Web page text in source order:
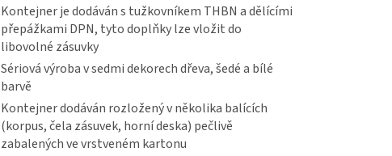
Kontejner je dodáván s tužkovníkem THBN a dělícími
přepážkami DPN, tyto doplňky lze vložit do
libovolné zásuvky
Sériová výroba v sedmi dekorech dřeva, šedé a bílé
barvě
Kontejner dodáván rozložený v několika balících
(korpus, čela zásuvek, horní deska) pečlivě
zabalených ve vrstveném kartonu